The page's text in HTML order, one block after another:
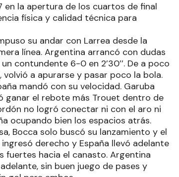
la apertura de los cuartos de final
física y calidad técnica para
su andar con Larrea desde la
línea. Argentina arrancó con dudas
contundente 6-0 en 2’30’’. De a poco
a apurarse y pasar poco la bola.
mandó con su velocidad. Garuba
el rebote más Trouet dentro de
no logró conectar ni con el aro ni
ocupando bien los espacios atrás.
Bocca solo buscó su lanzamiento y el
derecho y España llevó adelante
fuertes hacia el canasto. Argentina
sin buen juego de pases y